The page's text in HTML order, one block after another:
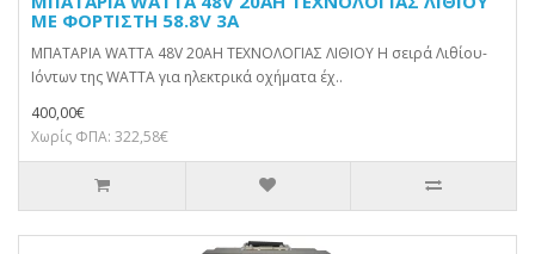
ME ΦΟΡΤΙΣΤΗ 58.8V 3A
ΜΠΑΤΑΡΙΑ WATTA 48V 20AH ΤΕΧΝΟΛΟΓΙΑΣ ΛΙΘΙΟΥ Η σειρά Λιθίου-
Ιόντων της WATTA για ηλεκτρικά οχήματα έχ..
400,00€
Χωρίς ΦΠΑ: 322,58€